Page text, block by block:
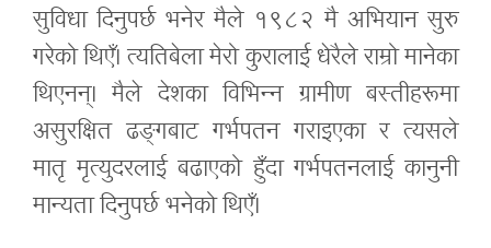
सुविधा दिनुपर्छ भनेर मैले १९८२ मै अभियान सुरु
गरेको थिएँ। त्यतिबेला मेरो कुरालाई धेरैले राम्रो मानेका
थिएनन्। मैले देशका विभिन्न ग्रामीण बस्तीहरूमा
असुरक्षित ढङ्गबाट गर्भपतन गराइएका र त्यसले
मातृ मृत्युदरलाई बढाएको हुँदा गर्भपतनलाई कानुनी
मान्यता दिनुपर्छ भनेको थिएँ।